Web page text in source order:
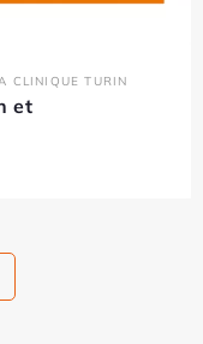
CLINIQUE TURIN
et